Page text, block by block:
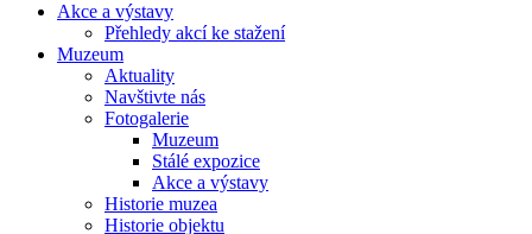
Akce a výstavy
Přehledy akcí ke stažení
Muzeum
Aktuality
Navštivte nás
Fotogalerie
Muzeum
Stálé expozice
Akce a výstavy
Historie muzea
Historie objektu